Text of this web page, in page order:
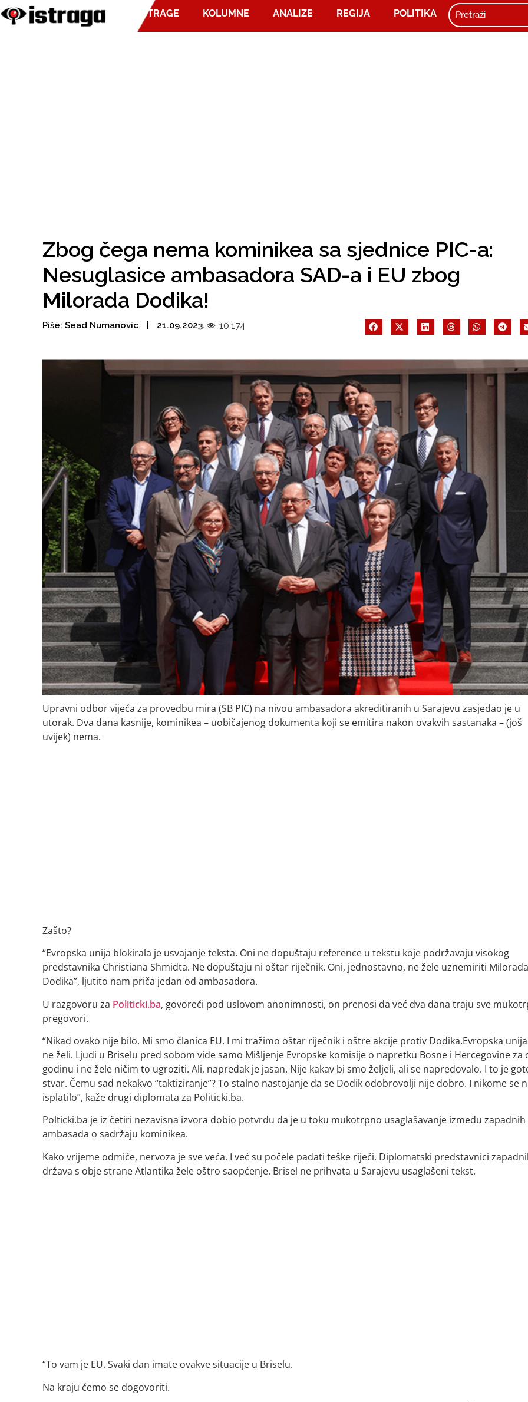
ISTRAGE KOLUMNE ANALIZE REGIJA POLITIKA
Zbog čega nema kominikea sa sjednice PIC-a:
Nesuglasice ambasadora SAD-a i EU zbog
Milorada Dodika!
Piše: Sead Numanovic 21.09.2023. 10.174
Upravni odbor vijeća za provedbu mira (SB PIC) na nivou ambasadora akreditiranih u Sarajevu zasjedao je u
utorak. Dva dana kasnije, kominikea – uobičajenog dokumenta koji se emitira nakon ovakvih sastanaka – (još
uvijek) nema.
Zašto?
“Evropska unija blokirala je usvajanje teksta. Oni ne dopuštaju reference u tekstu koje podržavaju visokog
predstavnika Christiana Shmidta. Ne dopuštaju ni oštar riječnik. Oni, jednostavno, ne žele uznemiriti Milorada
Dodika”, ljutito nam priča jedan od ambasadora.
U razgovoru za Politicki.ba, govoreći pod uslovom anonimnosti, on prenosi da već dva dana traju sve
pregovori.
“Nikad ovako nije bilo. Mi smo članica EU. I mi tražimo oštar riječnik i oštre akcije protiv Dodika.Evropska
ne želi. Ljudi u Briselu pred sobom vide samo Mišljenje Evropske komisije o napretku Bosne i Hercegovine za
godinu i ne žele ničim to ugroziti. Ali, napredak je jasan. Nije kakav bi smo željeli, ali se napredovalo. I to je
stvar. Čemu sad nekakvo “taktiziranje”? To stalno nastojanje da se Dodik odobrovolji nije dobro. I nikome se
isplatilo”, kaže drugi diplomata za Politicki.ba.
Polticki.ba je iz četiri nezavisna izvora dobio potvrdu da je u toku mukotrpno usaglašavanje između zapadnih
ambasada o sadržaju kominikea.
Kako vrijeme odmiče, nervoza je sve veća. I već su počele padati teške riječi. Diplomatski predstavnici
država s obje strane Atlantika žele oštro saopćenje. Brisel ne prihvata u Sarajevu usaglašeni tekst.
“To vam je EU. Svaki dan imate ovakve situacije u Briselu.
Na kraju ćemo se dogovoriti.